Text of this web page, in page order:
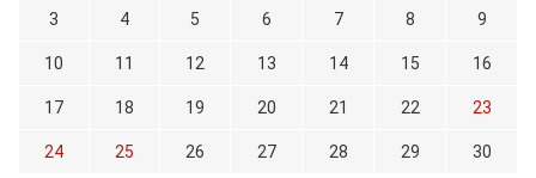
3 4 5 6 7 8 9
10 11 12 13 14 15 16
17 18 19 20 21 22 23
24 25 26 27 28 29 30